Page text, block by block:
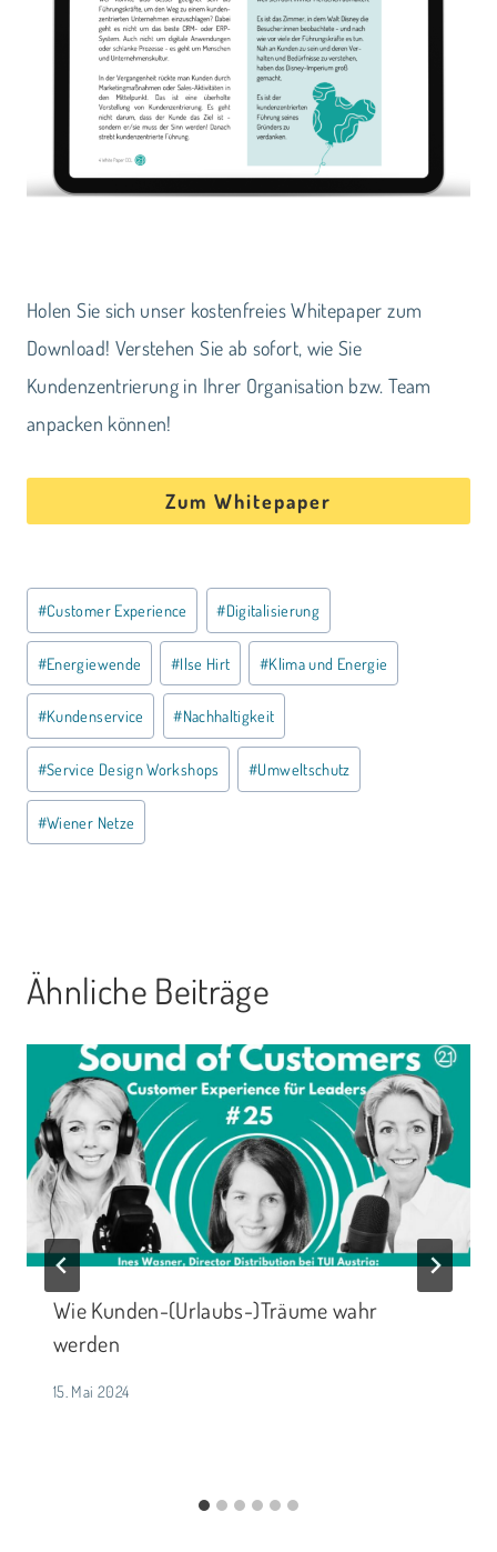
Holen Sie sich unser kostenfreies Whitepaper zum
Download! Verstehen Sie ab sofort, wie Sie
Kundenzentrierung in Ihrer Organisation bzw. Team
anpacken können!
Zum Whitepaper
Schlagworte:
#Customer Experience #Digitalisierung
#Energiewende #Ilse Hirt #Klima und Energie
#Kundenservice #Nachhaltigkeit
#Service Design Workshops #Umweltschutz
#Wiener Netze
Ähnliche Beiträge
Wie Kunden-(Urlaubs-)Träume wahr
werden
15. Mai 2024